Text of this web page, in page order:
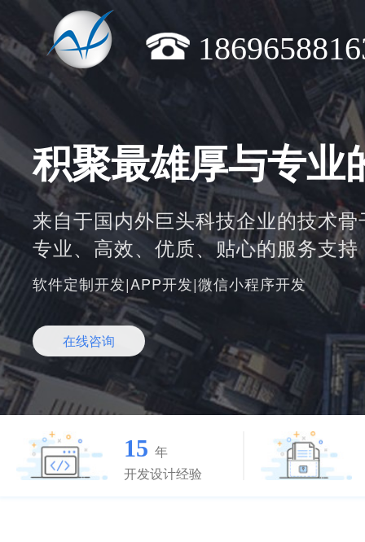
积聚最雄厚与专业
来自于国内外巨头科技企业的技术
专业、高效、优质、贴心的服务支持
软件定制开发|APP开发|微信小程序开发
在线咨询
15 年
开发设计经验